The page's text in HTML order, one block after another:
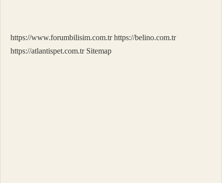
https://www.forumbilisim.com.tr https://belino.com.tr
https://atlantispet.com.tr Sitemap